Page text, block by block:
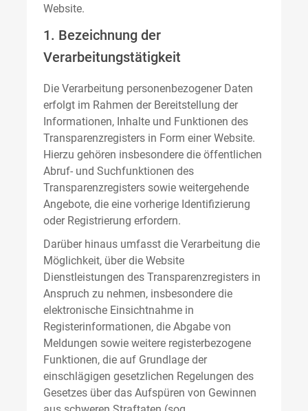
Website.
1. Bezeichnung der
Verarbeitungstätigkeit
Die Verarbeitung personenbezogener Daten
erfolgt im Rahmen der Bereitstellung der
Informationen, Inhalte und Funktionen des
Transparenzregisters in Form einer Website.
Hierzu gehören insbesondere die öffentlichen
Abruf- und Suchfunktionen des
Transparenzregisters sowie weitergehende
Angebote, die eine vorherige Identifizierung
oder Registrierung erfordern.
Darüber hinaus umfasst die Verarbeitung die
Möglichkeit, über die Website
Dienstleistungen des Transparenzregisters in
Anspruch zu nehmen, insbesondere die
elektronische Einsichtnahme in
Registerinformationen, die Abgabe von
Meldungen sowie weitere registerbezogene
Funktionen, die auf Grundlage der
einschlägigen gesetzlichen Regelungen des
Gesetzes über das Aufspüren von Gewinnen